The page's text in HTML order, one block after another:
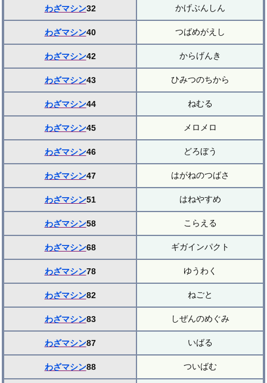
わざマシン32 かげぶんしん
わざマシン40 つばめがえし
わざマシン42 からげんき
わざマシン43 ひみつのちから
わざマシン44 ねむる
わざマシン45 メロメロ
わざマシン46 どろぼう
わざマシン47 はがねのつばさ
わざマシン51 はねやすめ
わざマシン58 こらえる
わざマシン68 ギガインパクト
わざマシン78 ゆうわく
わざマシン82 ねごと
わざマシン83 しぜんのめぐみ
わざマシン87 いばる
わざマシン88 ついばむ